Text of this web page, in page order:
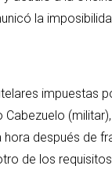
la
impuestas
después de
de los